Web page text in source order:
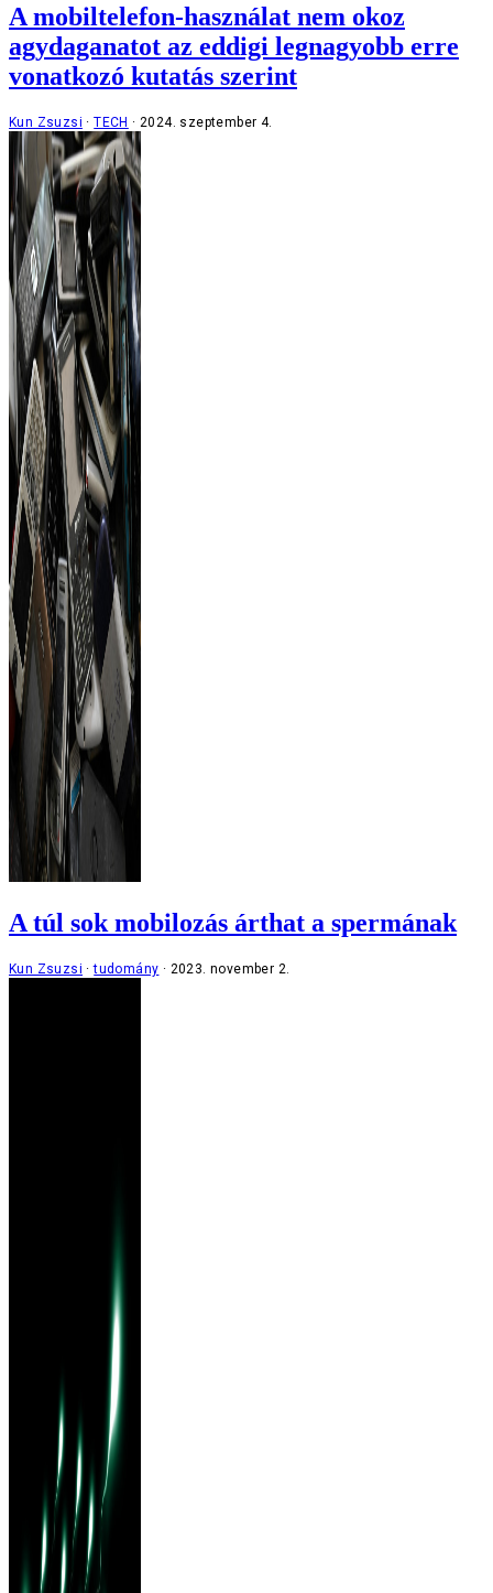
A mobiltelefon-használat nem okoz
agydaganatot az eddigi legnagyobb erre
vonatkozó kutatás szerint
Kun Zsuzsi TECH 2024. szeptember 4.
A túl sok mobilozás árthat a spermának
Kun Zsuzsi tudomány 2023. november 2.